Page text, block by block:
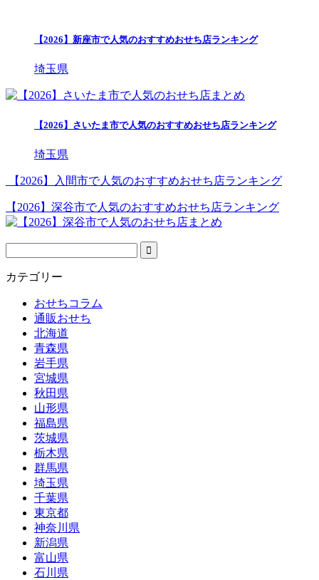
【2026】新座市で人気のおすすめおせち店ランキング
埼玉県
【2026】さいたま市で人気のおすすめおせち店ランキング
埼玉県
【2026】入間市で人気のおすすめおせち店ランキング
【2026】深谷市で人気のおすすめおせち店ランキング
カテゴリー
おせちコラム
通販おせち
北海道
青森県
岩手県
宮城県
秋田県
山形県
福島県
茨城県
栃木県
群馬県
埼玉県
千葉県
東京都
神奈川県
新潟県
富山県
石川県